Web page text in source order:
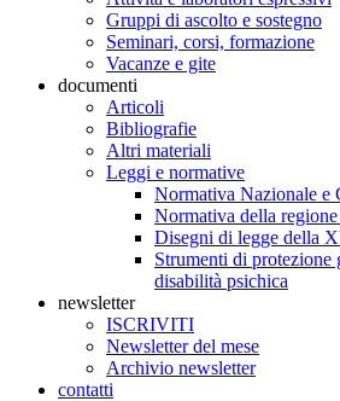
Gruppi di ascolto e sostegno
Seminari, corsi, formazione
Vacanze e gite
documenti
Articoli
Bibliografie
Altri materiali
Leggi e normative
Normativa Nazionale e
Normativa della
Disegni di legge della
Strumenti di protezione
disabilità psichica
newsletter
ISCRIVITI
Newsletter del mese
Archivio newsletter
contatti